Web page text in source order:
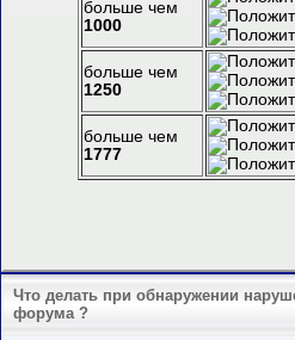
больше чем
1000
больше чем
1250
больше чем
1777
Что делать при обнаружении
форума ?